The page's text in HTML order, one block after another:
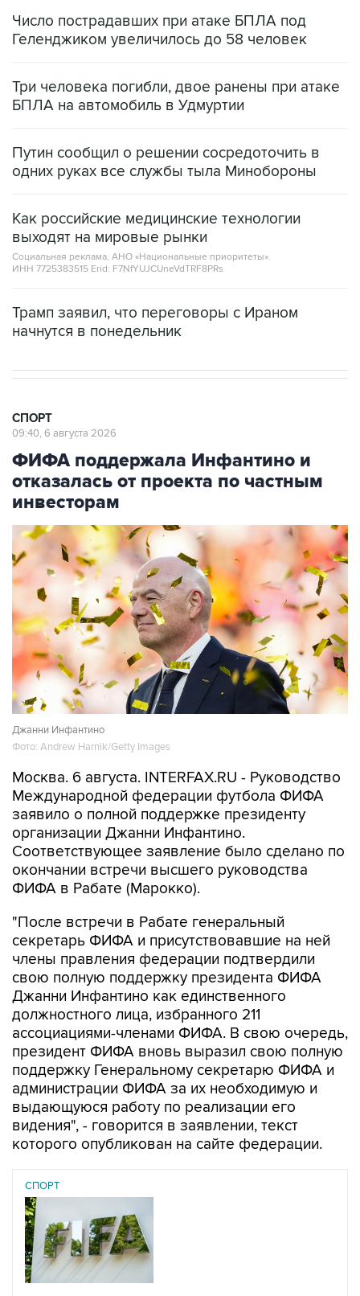
Число пострадавших при атаке БПЛА под
Геленджиком увеличилось до 58 человек
Три человека погибли, двое ранены при атаке
БПЛА на автомобиль в Удмуртии
Путин сообщил о решении сосредоточить в
одних руках все службы тыла Минобороны
Как российские медицинские технологии
выходят на мировые рынки
Социальная реклама, АНО «Национальные приоритеты».
ИНН 7725383515 Erid: F7NfYUJCUneVdTRF8PRs
Трамп заявил, что переговоры с Ираном
начнутся в понедельник
СПОРТ
09:40, 6 августа 2026
ФИФА поддержала Инфантино и
отказалась от проекта по частным
инвесторам
Джанни Инфантино
Фото: Andrew Harnik/Getty Images
Москва. 6 августа. INTERFAX.RU - Руководство
Международной федерации футбола ФИФА
заявило о полной поддержке президенту
организации Джанни Инфантино.
Соответствующее заявление было сделано по
окончании встречи высшего руководства
ФИФА в Рабате (Марокко).
"После встречи в Рабате генеральный
секретарь ФИФА и присутствовавшие на ней
члены правления федерации подтвердили
свою полную поддержку президента ФИФА
Джанни Инфантино как единственного
должностного лица, избранного 211
ассоциациями-членами ФИФА. В свою очередь,
президент ФИФА вновь выразил свою полную
поддержку Генеральному секретарю ФИФА и
администрации ФИФА за их необходимую и
выдающуюся работу по реализации его
видения", - говорится в заявлении, текст
которого опубликован на сайте федерации.
СПОРТ